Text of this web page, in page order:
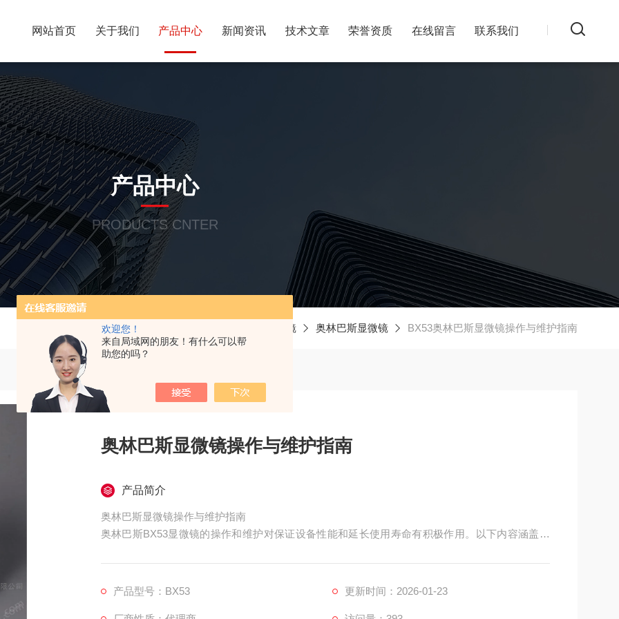
欢迎您！
来自局域网的朋友！有什么可以帮
助您的吗？
网站首页 关于我们 产品中心 新闻资讯 技术文章 荣誉资质 在线留言 联系我们
产品中心
PRODUCTS CNTER
当前位置： 光学显微镜 奥林巴斯显微镜 BX53奥林巴斯显微镜操作与维护指南
奥林巴斯显微镜操作与维护指南
产品简介
奥林巴斯显微镜操作与维护指南
奥林巴斯BX53显微镜的操作和维护对保证设备性能和延长使用寿命有积极作用。以下内容涵盖基
产品型号：BX53 更新时间：2026-01-23